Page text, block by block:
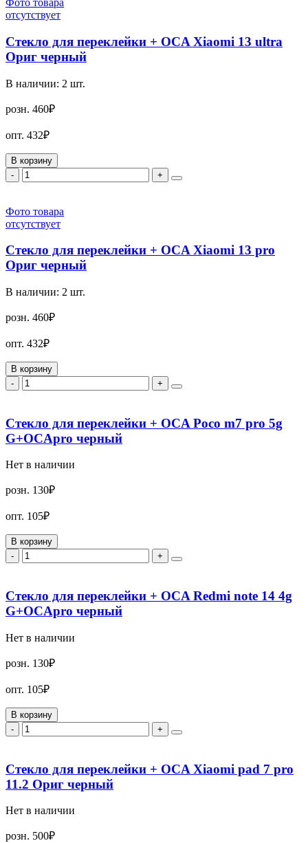
Фото товара
отсутствует
Стекло для переклейки + OCA Xiaomi 13 ultra
Ориг черный
В наличии: 2 шт.
розн. 460₽
опт. 432₽
В корзину
-
+
Фото товара
отсутствует
Стекло для переклейки + OCA Xiaomi 13 pro
Ориг черный
В наличии: 2 шт.
розн. 460₽
опт. 432₽
В корзину
-
+
Стекло для переклейки + OCA Poco m7 pro 5g
G+OCApro черный
Нет в наличии
розн. 130₽
опт. 105₽
В корзину
-
+
Стекло для переклейки + OCA Redmi note 14 4g
G+OCApro черный
Нет в наличии
розн. 130₽
опт. 105₽
В корзину
-
+
Стекло для переклейки + OCA Xiaomi pad 7 pro
11.2 Ориг черный
Нет в наличии
розн. 500₽